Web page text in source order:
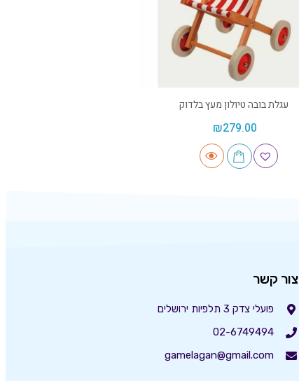
עגלת בובה טיולון מעץ בלדוק
₪279.00
צור קשר
פועלי צדק 3 תלפיות ירושלים
02-6749494
gamelagan@gmail.com